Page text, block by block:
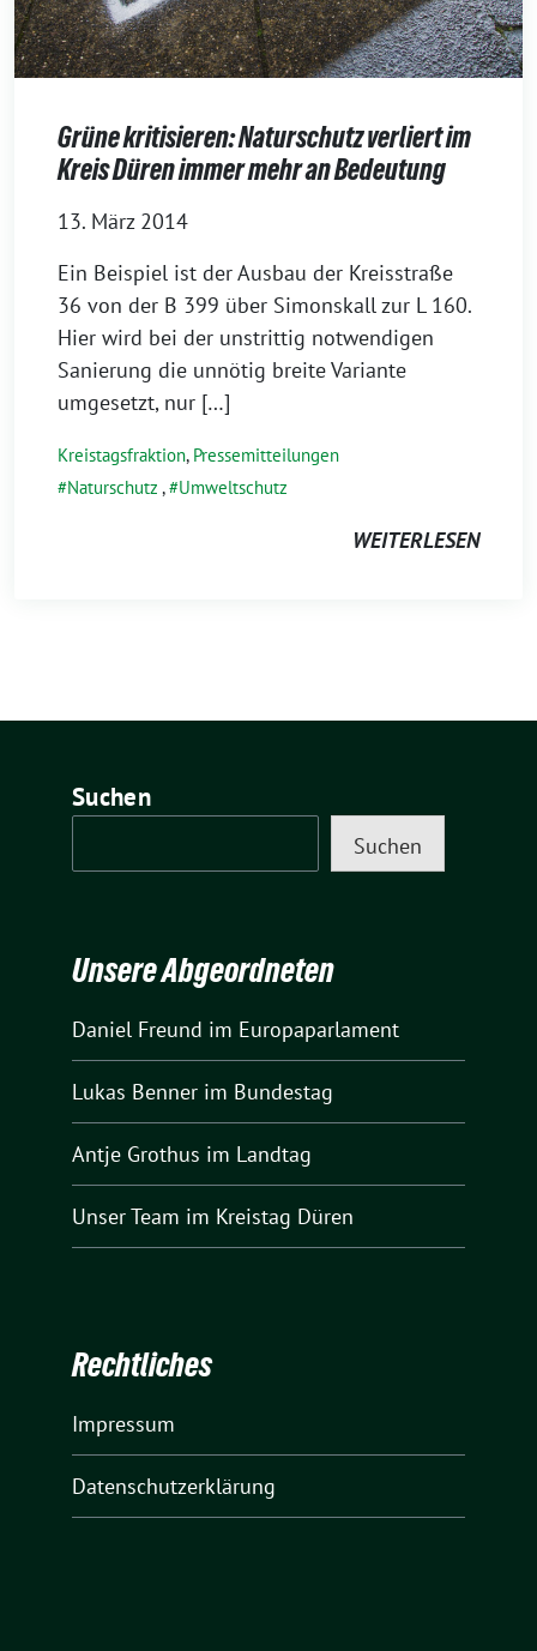
Grüne kritisieren: Naturschutz verliert im
Kreis Düren immer mehr an Bedeutung
13. März 2014
Ein Beispiel ist der Ausbau der Kreisstraße
36 von der B 399 über Simonskall zur L 160.
Hier wird bei der unstrittig notwendigen
Sanierung die unnötig breite Variante
umgesetzt, nur […]
Kreistagsfraktion, Pressemitteilungen
Naturschutz , Umweltschutz
WEITERLESEN
Suchen
Suchen
Unsere Abgeordneten
Daniel Freund im Europaparlament
Lukas Benner im Bundestag
Antje Grothus im Landtag
Unser Team im Kreistag Düren
Rechtliches
Impressum
Datenschutzerklärung